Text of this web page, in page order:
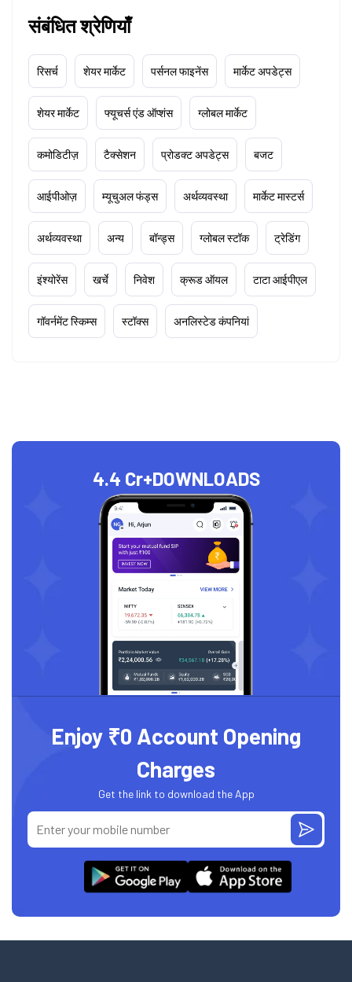
संबंधित श्रेणियाँ
रिसर्च शेयर मार्केट पर्सनल फाइनेंस मार्केट अपडेट्स
शेयर मार्केट फ्यूचर्स एंड ऑप्शंस ग्लोबल मार्केट
कमोडिटीज़ टैक्सेशन प्रोडक्ट अपडेट्स बजट
आईपीओज़ म्यूचुअल फंड्स अर्थव्यवस्था मार्केट मास्टर्स
अर्थव्यवस्था अन्य बॉन्ड्स ग्लोबल स्टॉक ट्रेडिंग
इंश्योरेंस खर्चे निवेश क्रूड ऑयल टाटा आईपीएल
गॉवर्नमेंट स्किम्स स्टॉक्स अनलिस्टेड कंपनियां
4.4 Cr+DOWNLOADS
Enjoy ₹0 Account Opening
Charges
Get the link to download the App